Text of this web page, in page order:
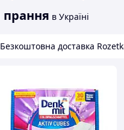
прання в Україні
Безкоштовна доставка